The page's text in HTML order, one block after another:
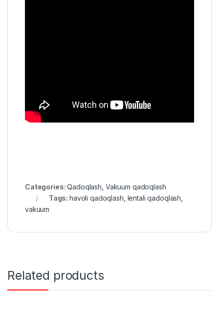
Categories:Qadoqlash Vakuum qadoqlash
Tags:havoli qadoqlash lentali qadoqlash
vakuum
Related products